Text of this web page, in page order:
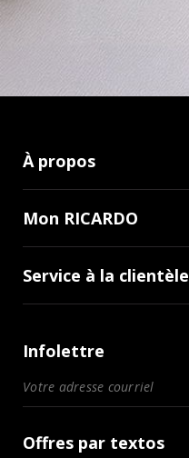
À propos
Mon RICARDO
Service à la clientèle
Infolettre
Offres par textos